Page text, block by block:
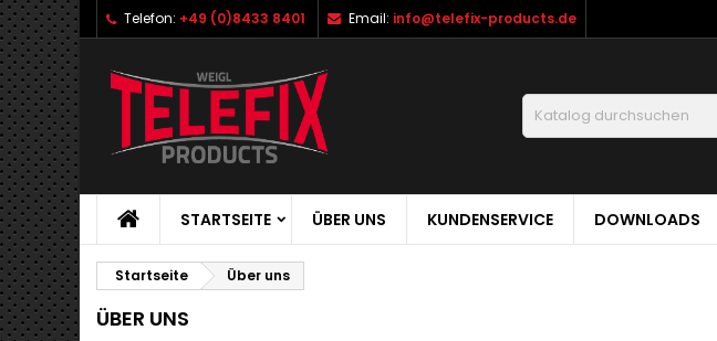
Telefon: +49 (0)8433 8401 Email: info@telefix-products.de
STARTSEITE ÜBER UNS KUNDENSERVICE DOWNLOADS
Startseite Über uns
ÜBER UNS